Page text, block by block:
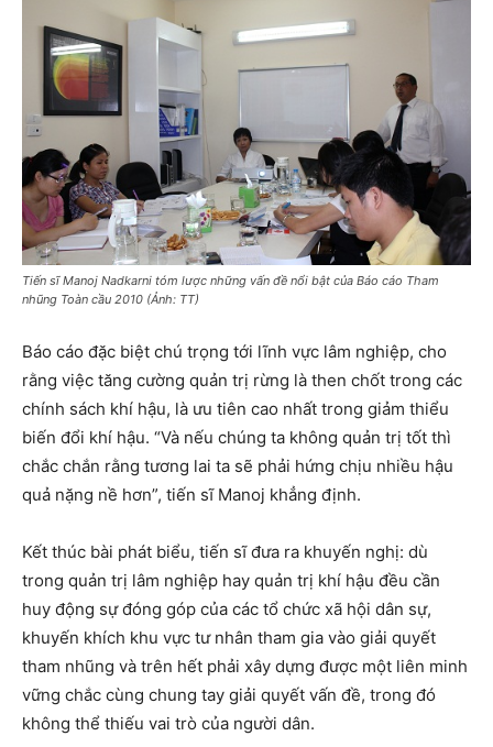
Tiến sĩ Manoj Nadkarni tóm lược những vấn đề nổi bật của Báo cáo Tham
nhũng Toàn cầu 2010 (Ảnh: TT)
Báo cáo đặc biệt chú trọng tới lĩnh vực lâm nghiệp, cho
rằng việc tăng cường quản trị rừng là then chốt trong các
chính sách khí hậu, là ưu tiên cao nhất trong giảm thiểu
biến đổi khí hậu. “Và nếu chúng ta không quản trị tốt thì
chắc chắn rằng tương lai ta sẽ phải hứng chịu nhiều hậu
quả nặng nề hơn”, tiến sĩ Manoj khẳng định.
Kết thúc bài phát biểu, tiến sĩ đưa ra khuyến nghị: dù
trong quản trị lâm nghiệp hay quản trị khí hậu đều cần
huy động sự đóng góp của các tổ chức xã hội dân sự,
khuyến khích khu vực tư nhân tham gia vào giải quyết
tham nhũng và trên hết phải xây dựng được một liên minh
vững chắc cùng chung tay giải quyết vấn đề, trong đó
không thể thiếu vai trò của người dân.